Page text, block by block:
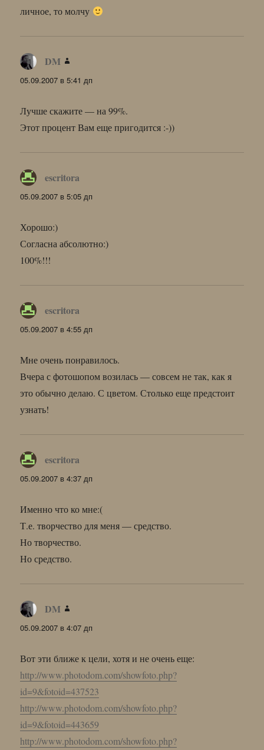
личное, то молчу
DM
05.09.2007 в 5:41 дп
Лучше скажите — на 99%.
Этот процент Вам еще пригодится :-))
escritora
05.09.2007 в 5:05 дп
Хорошо:)
Согласна абсолютно:)
100%!!!
escritora
05.09.2007 в 4:55 дп
Мне очень понравилось.
Вчера с фотошопом возилась — совсем не так, как я
это обычно делаю. С цветом. Столько еще предстоит
узнать!
escritora
05.09.2007 в 4:37 дп
Именно что ко мне:(
Т.е. творчество для меня — средство.
Но творчество.
Но средство.
DM
05.09.2007 в 4:07 дп
Вот эти ближе к цели, хотя и не очень еще:
http://www.photodom.com/showfoto.php?
id=9&fotoid=437523
http://www.photodom.com/showfoto.php?
id=9&fotoid=443659
http://www.photodom.com/showfoto.php?